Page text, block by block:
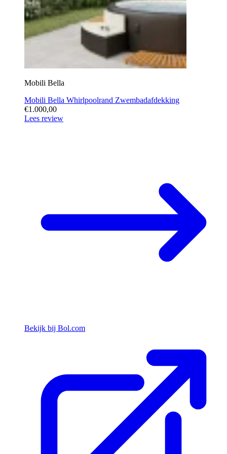
Mobili Bella
Mobili Bella Whirlpoolrand Zwembadafdekking
€1.000,00
Lees review
Bekijk bij Bol.com